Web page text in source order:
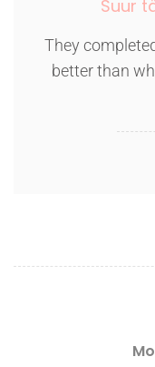
Suur
They
better than